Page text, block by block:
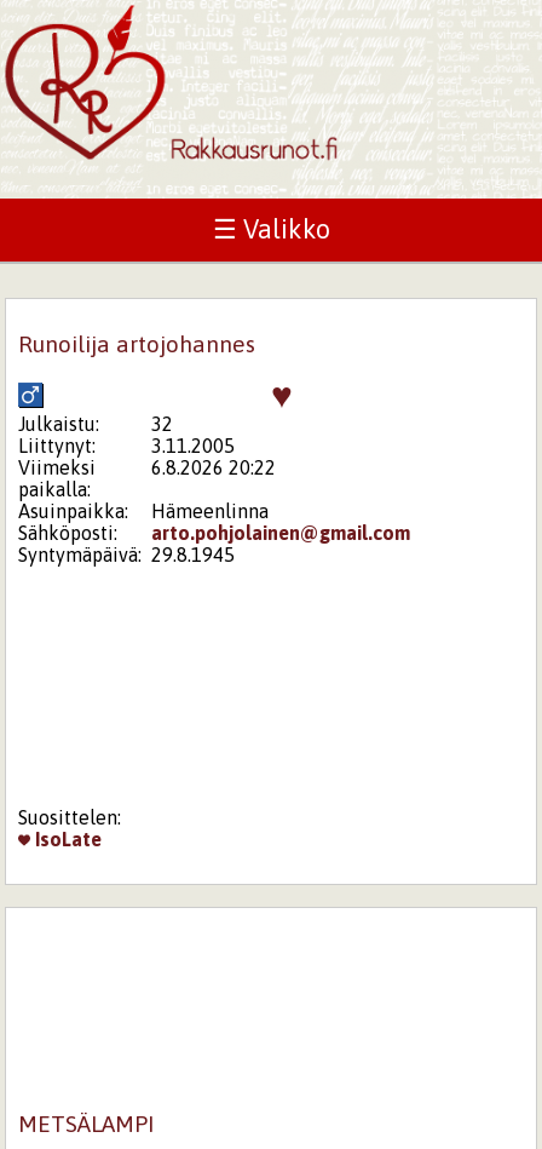
☰ Valikko
Runoilija artojohannes
♥
Julkaistu:
32
Liittynyt:
3.11.2005
Viimeksi
paikalla:
6.8.2026 20:22
Asuinpaikka:
Hämeenlinna
Sähköposti:
arto.pohjolainen@gmail.com
Syntymäpäivä: 29.8.1945
Suosittelen:
IsoLate
METSÄLAMPI